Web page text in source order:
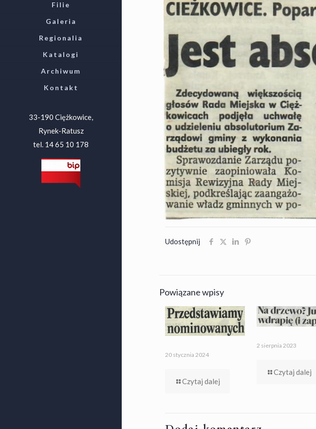
Filie
Galeria
Regionalia
Katalogi
Archiwum
Kontakt
33-190 Ciężkowice,
Rynek-Ratusz
tel. 14 65 10 178
Udostępnij
Powiązane wpisy
20 stycznia 2024
Czytaj dalej
2 sierpnia 2023
Czytaj dalej